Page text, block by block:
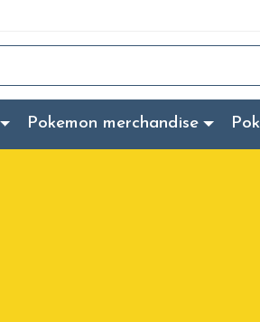
Pokemon merchandise